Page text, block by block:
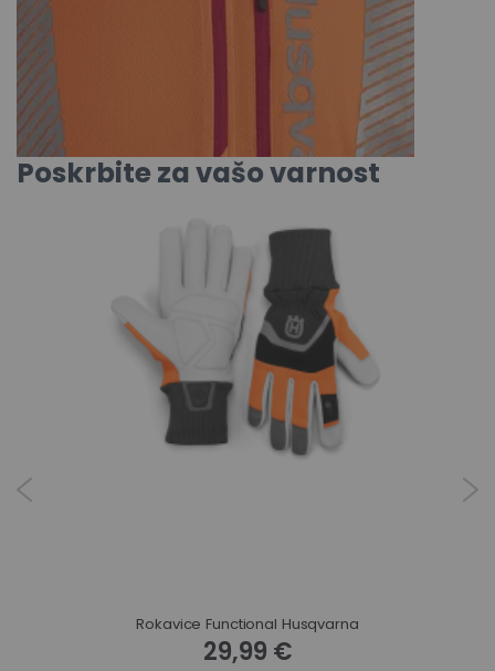
Poskrbite za vašo varnost
Rokavice Functional Husqvarna
29,99 €